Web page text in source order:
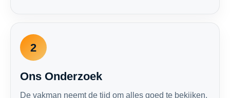
2
Ons Onderzoek
De vakman neemt de tijd om alles goed te bekijken.